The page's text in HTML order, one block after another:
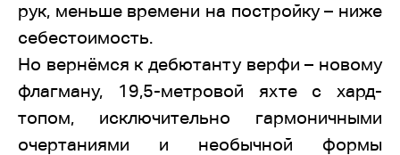
рук, меньше времени на постройку – ниже
себестоимость.
Но вернёмся к дебютанту верфи – новому
флагману, 19,5-метровой яхте с хард-
топом, исключительно гармоничными
очертаниями и необычной формы